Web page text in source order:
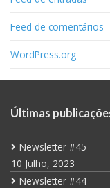
Feed de comentários
WordPress.org
Últimas
Newsletter #45
10 Julho, 2023
Newsletter #44